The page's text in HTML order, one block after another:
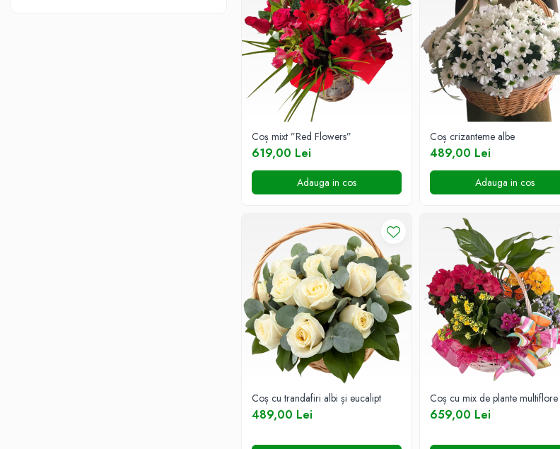
Coș mixt ”Red Flowers”
619,00 Lei
Adauga in cos
Coș crizanteme albe
489,00 Lei
Adauga in cos
Coș cu trandafiri albi și eucalipt
489,00 Lei
Coș cu mix de plante multiflore
659,00 Lei